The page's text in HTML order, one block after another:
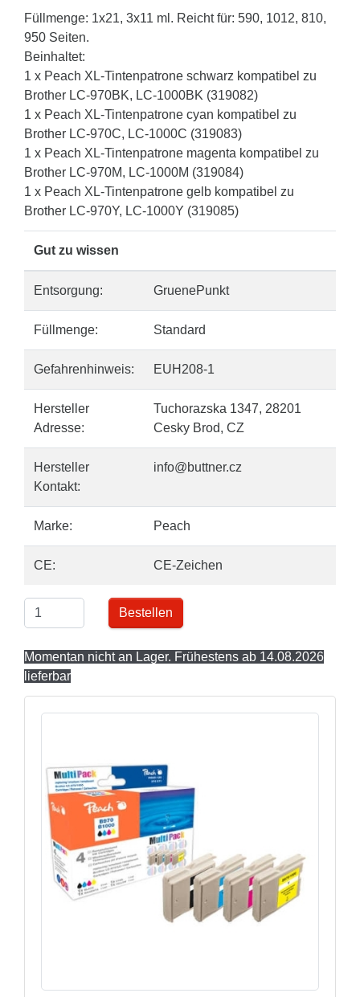
Füllmenge: 1x21, 3x11 ml. Reicht für: 590, 1012, 810,
950 Seiten.
Beinhaltet:
1 x Peach XL-Tintenpatrone schwarz kompatibel zu
Brother LC-970BK, LC-1000BK (319082)
1 x Peach XL-Tintenpatrone cyan kompatibel zu
Brother LC-970C, LC-1000C (319083)
1 x Peach XL-Tintenpatrone magenta kompatibel zu
Brother LC-970M, LC-1000M (319084)
1 x Peach XL-Tintenpatrone gelb kompatibel zu
Brother LC-970Y, LC-1000Y (319085)
Gut zu wissen
Entsorgung: GruenePunkt
Füllmenge: Standard
Gefahrenhinweis: EUH208-1
Hersteller
Adresse:
Tuchorazska 1347, 28201
Cesky Brod, CZ
Hersteller
Kontakt:
info@buttner.cz
Marke: Peach
CE: CE-Zeichen
Bestellen
Momentan nicht an Lager. Frühestens ab 14.08.2026
lieferbar